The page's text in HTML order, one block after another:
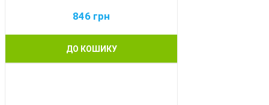
846 грн
ДО КОШИКУ